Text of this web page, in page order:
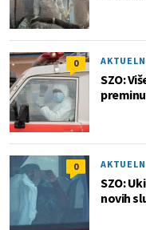
0
SZO:
0
SZO:
novih